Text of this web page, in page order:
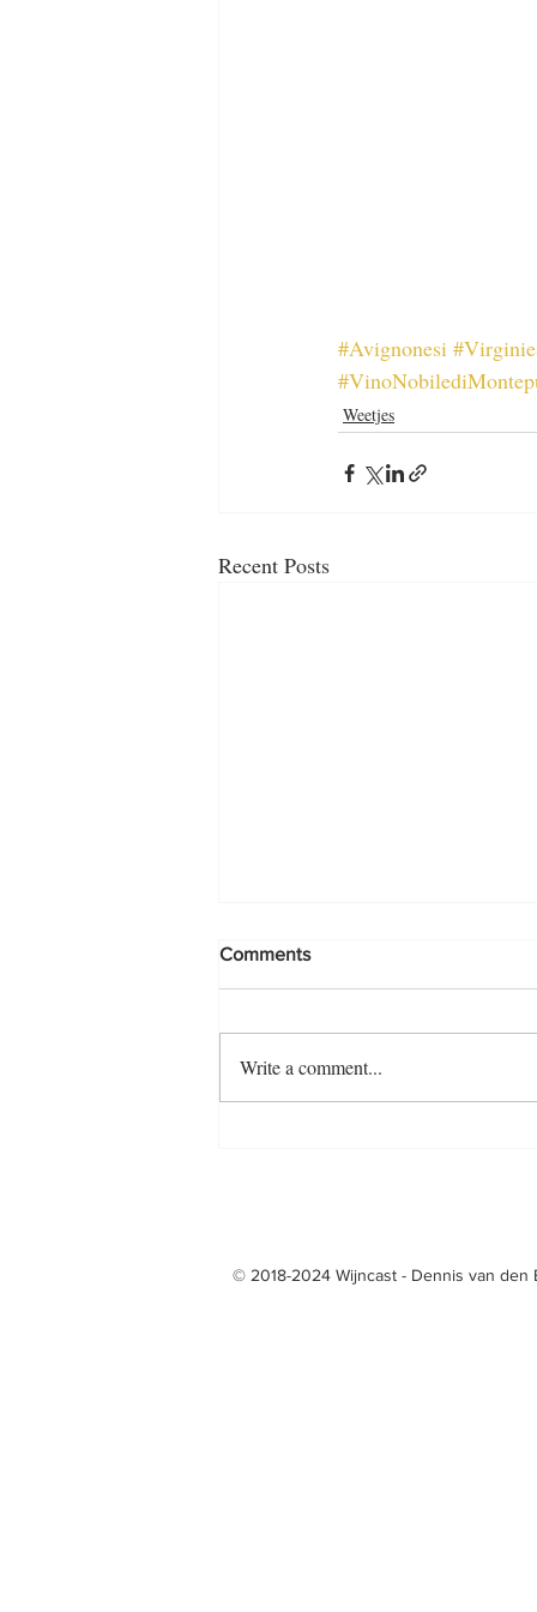
#Avignonesi
Weetjes
Recent Posts
Comments
Write a comment...
© 2018-2024 Wijncast - Dennis van den